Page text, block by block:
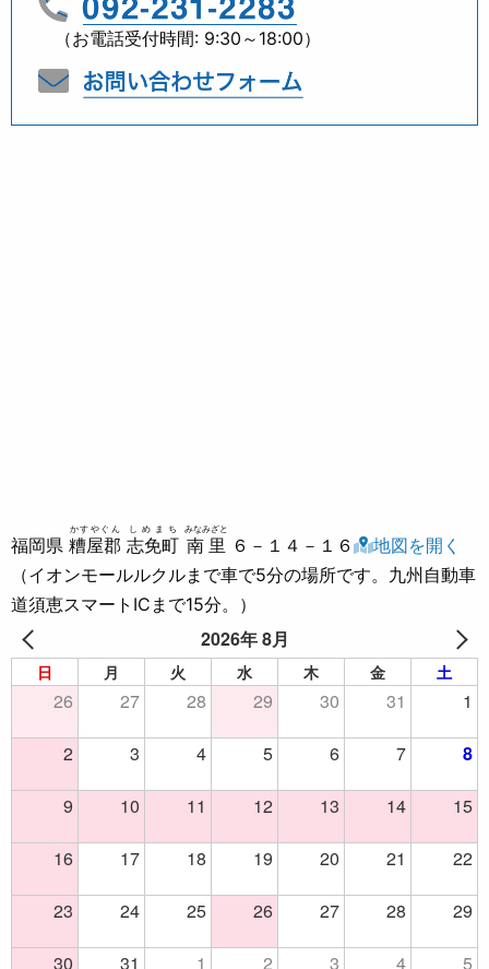
（お電話受付時間: 9:30～18:00）
福岡県 糟屋郡
かすやぐん
志免町
しめまち
南里
みなみざと
６－１４－１６
地図を開く
（イオンモールルクルまで車で5分の場所です。九州自動車
道須恵スマートICまで15分。）
2026年 8月
日 月 火 水 木 金 土
26 27 28 29 30 31 1
2 3 4 5 6 7 8
9 10 11 12 13 14 15
16 17 18 19 20 21 22
23 24 25 26 27 28 29
30 31 1 2 3 4 5